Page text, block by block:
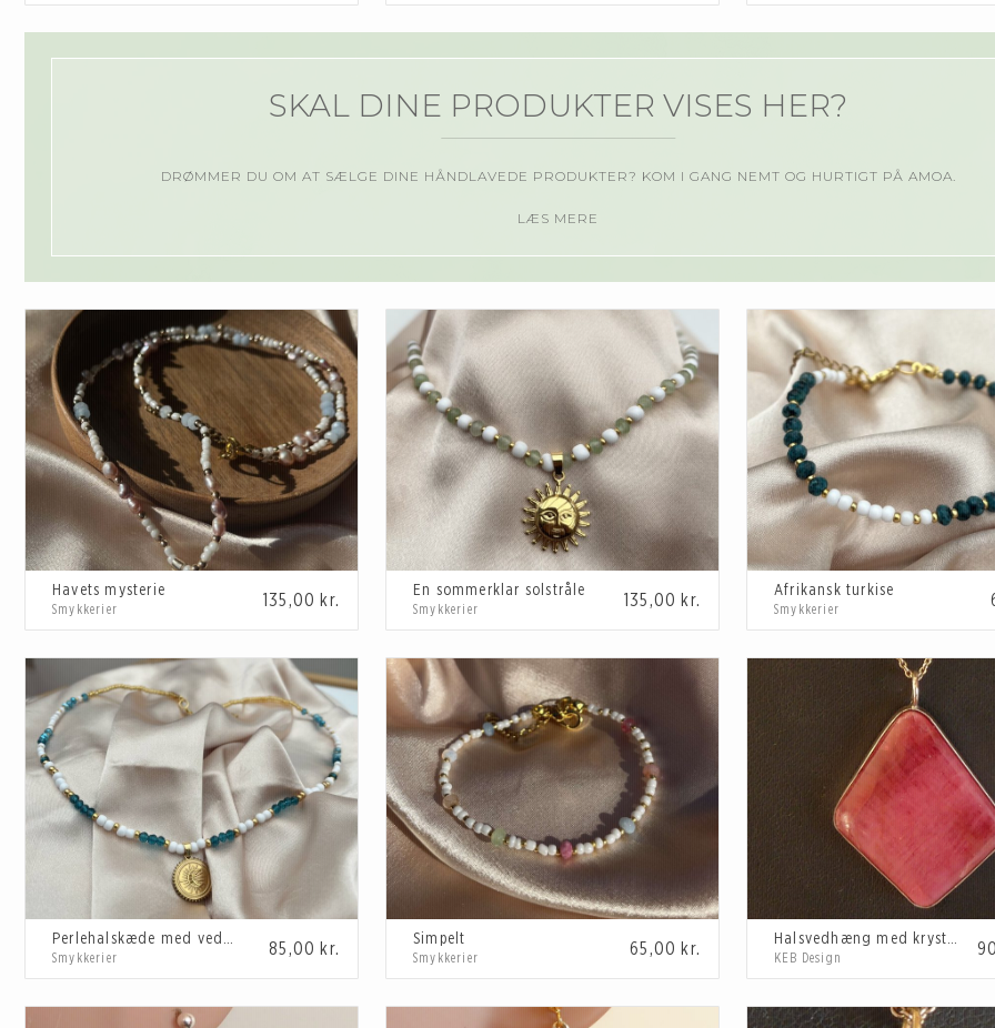
SKAL DINE PRODUKTER VISES HER?
DRØMMER DU OM AT SÆLGE DINE HÅNDLAVEDE PRODUKTER? KOM I GANG NEMT OG HURTIGT PÅ AMOA.
LÆS MERE
Havets mysterie
135,00 kr.
Smykkerier
En sommerklar solstråle
135,00 kr.
Smykkerier
Afrikansk turkise
Smykkerier
Perlehalskæde med vedhæng
85,00 kr.
Smykkerier
Simpelt
65,00 kr.
Smykkerier
Halsvedhæng med krystalinsk Rhodonit
KEB Design